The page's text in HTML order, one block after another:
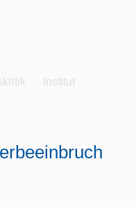
Institut